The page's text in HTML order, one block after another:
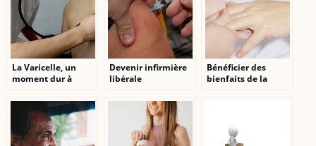
La Varicelle, un
moment dur à
Devenir infirmière
libérale
Bénéficier des
bienfaits de la